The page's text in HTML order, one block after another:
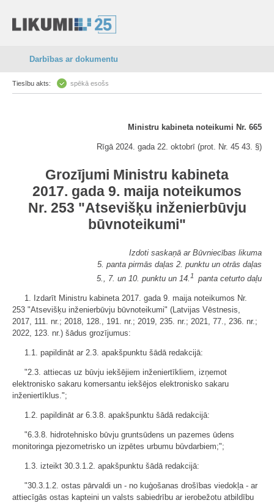
Darbības ar dokumentu
Tiesību akts: spēkā esošs
Ministru kabineta noteikumi Nr. 665
Rīgā 2024. gada 22. oktobrī (prot. Nr. 45 43. §)
Grozījumi Ministru kabineta
2017. gada 9. maija noteikumos
Nr. 253 "Atsevišķu inženierbūvju
būvnoteikumi"
Izdoti saskaņā ar Būvniecības likuma
5. panta pirmās daļas 2. punktu un otrās daļas
5., 7. un 10. punktu un 14. 1 panta ceturto daļu
1. Izdarīt Ministru kabineta 2017. gada 9. maija noteikumos Nr.
253 "Atsevišķu inženierbūvju būvnoteikumi" (Latvijas Vēstnesis,
2017, 111. nr.; 2018, 128., 191. nr.; 2019, 235. nr.; 2021, 77., 236. nr.;
2022, 123. nr.) šādus grozījumus:
1.1. papildināt ar 2.3. apakšpunktu šādā redakcijā:
"2.3. attiecas uz būvju iekšējiem inženiertīkliem, izņemot
elektronisko sakaru komersantu iekšējos elektronisko sakaru
inženiertīklus.";
1.2. papildināt ar 6.3.8. apakšpunktu šādā redakcijā:
"6.3.8. hidrotehnisko būvju gruntsūdens un pazemes ūdens
monitoringa pjezometrisko un izpētes urbumu būvdarbiem;";
1.3. izteikt 30.3.1.2. apakšpunktu šādā redakcijā:
"30.3.1.2. ostas pārvaldi un - no kuģošanas drošības viedokļa - ar
attiecīgās ostas kapteini un valsts sabiedrību ar ierobežotu atbildību